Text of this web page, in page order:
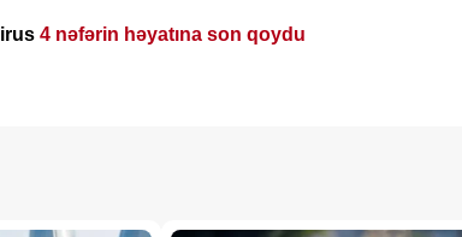
4 nəfərin həyatına son qoydu